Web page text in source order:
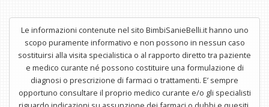
Le informazioni contenute nel sito BimbiSanieBelli.it hanno uno
scopo puramente informativo e non possono in nessun caso
sostituirsi alla visita specialistica o al rapporto diretto tra paziente
e medico curante né possono costituire una formulazione di
diagnosi o prescrizione di farmaci o trattamenti. E’ sempre
opportuno consultare il proprio medico curante e/o gli specialisti